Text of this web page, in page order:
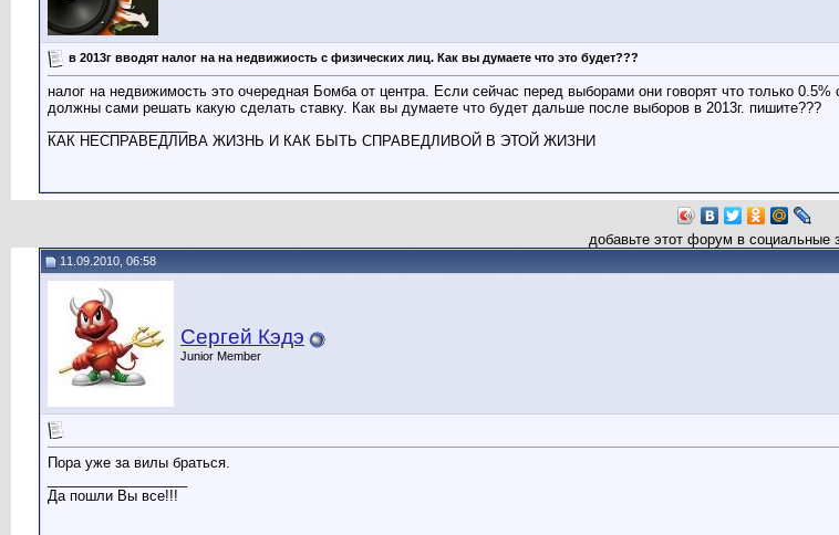
в 2013г вводят налог на на недвижиость с физических лиц. Как вы думаете что это будет???
налог на недвижимость это очередная Бомба от центра. Если сейчас перед выборами они говорят что только
должны сами решать какую сделать ставку. Как вы думаете что будет дальше после выборов в 2013г. пишите???
КАК НЕСПРАВЕДЛИВА ЖИЗНЬ И КАК БЫТЬ СПРАВЕДЛИВОЙ В ЭТОЙ ЖИЗНИ
добавьте этот форум в социальные
11.09.2010, 06:58
Сергей Кэдэ
Junior Member
Пора уже за вилы браться.
Да пошли Вы все!!!